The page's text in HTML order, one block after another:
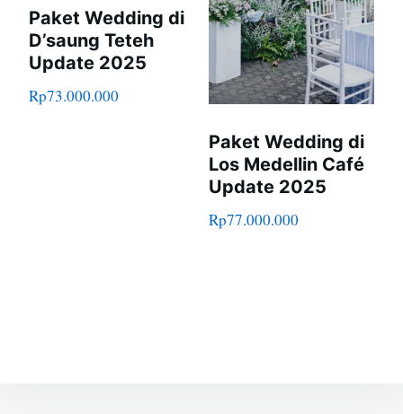
Paket Wedding di
D’saung Teteh
Update 2025
Rp73.000.000
Paket Wedding di
Los Medellin Café
Update 2025
Rp77.000.000